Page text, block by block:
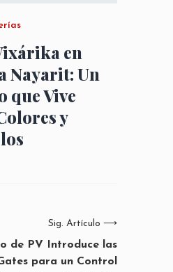
en
Nayarit: Un
que Vive
y
Sig. Artículo ⟶
de PV Introduce las
para un Control